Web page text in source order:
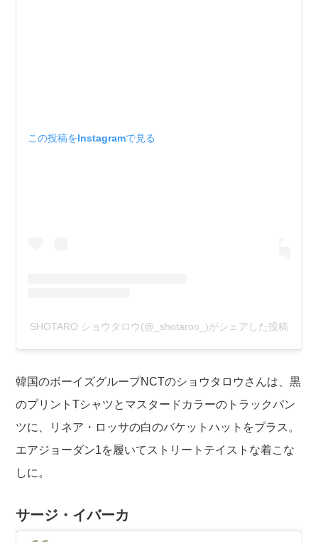
この投稿をInstagramで見る
SHOTARO ショウタロウ(@_shotaroo_)がシェアした投稿
韓国のボーイズグループNCTのショウタロウさんは、黒
のプリントTシャツとマスタードカラーのトラックパン
ツに、リネア・ロッサの白のバケットハットをプラス。
エアジョーダン1を履いてストリートテイストな着こな
しに。
サージ・イバーカ